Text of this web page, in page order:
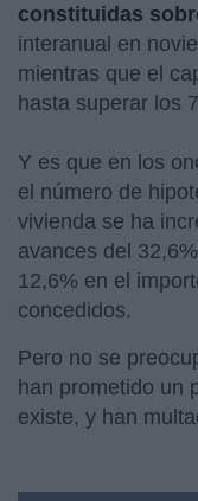
constituidas
interanual en
mientras que el
hasta superar los
Y es que en los
el número de
vivienda se ha
avances del
12,6% en el
concedidos.
Pero no se
han prometido un
existe, y han